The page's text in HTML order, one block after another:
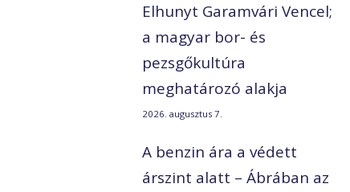
Elhunyt Garamvári Vencel;
a magyar bor- és
pezsgőkultúra
meghatározó alakja
2026. augusztus 7.
A benzin ára a védett
árszint alatt – Ábrában az